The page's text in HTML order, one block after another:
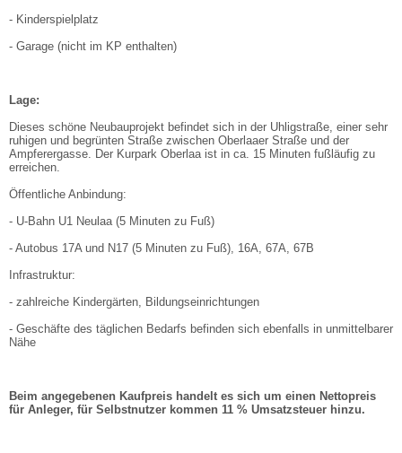
- Kinderspielplatz
- Garage (nicht im KP enthalten)
Lage:
Dieses schöne Neubauprojekt befindet sich in der Uhligstraße, einer sehr
ruhigen und begrünten Straße zwischen Oberlaaer Straße und der
Ampferergasse. Der Kurpark Oberlaa ist in ca. 15 Minuten fußläufig zu
erreichen.
Öffentliche Anbindung:
- U-Bahn U1 Neulaa (5 Minuten zu Fuß)
- Autobus 17A und N17 (5 Minuten zu Fuß), 16A, 67A, 67B
Infrastruktur:
- zahlreiche Kindergärten, Bildungseinrichtungen
- Geschäfte des täglichen Bedarfs befinden sich ebenfalls in unmittelbarer
Nähe
Beim angegebenen Kaufpreis handelt es sich um einen Nettopreis
für Anleger, für Selbstnutzer kommen 11 % Umsatzsteuer hinzu.